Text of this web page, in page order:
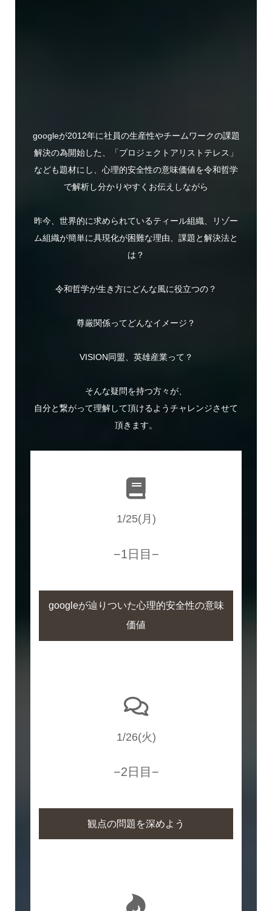
googleが2012年に社員の生産性やチームワークの課題
解決の為開始した、「プロジェクトアリストテレス」
なども題材にし、心理的安全性の意味価値を令和哲学
で解析し分かりやすくお伝えしながら
昨今、世界的に求められているティール組織、リゾー
ム組織が簡単に具現化が困難な理由、課題と解決法と
は？
令和哲学が生き方にどんな風に役立つの？
尊厳関係ってどんなイメージ？
VISION同盟、英雄産業って？
そんな疑問を持つ方々が、
自分と繋がって理解して頂けるようチャレンジさせて
頂きます。
1/25(月)
−1日目−
googleが辿りついた心理的安全性の意味
価値
1/26(火)
−2日目−
観点の問題を深めよう